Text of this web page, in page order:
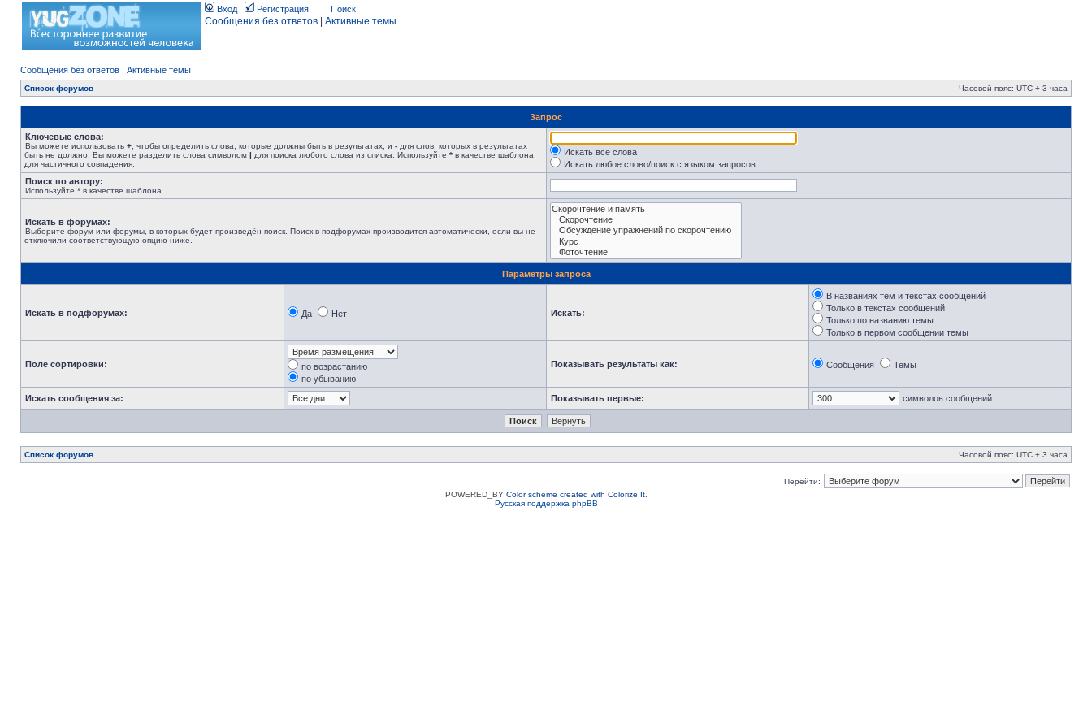
Вход Регистрация Поиск
Сообщения без ответов Активные темы
Сообщения без ответов | Активные темы
Список форумов Часовой пояс: UTC + 3 часа
Запрос
Ключевые слова:
Вы можете использовать + , чтобы определить слова, которые должны быть в результатах, и - для слов, которых в результатах
быть не должно. Вы можете разделить слова символом | для поиска любого слова из списка. Используйте * в качестве шаблона
для частичного совпадения.
Искать все слова
Искать любое слово/поиск с языком запросов
Поиск по автору:
Используйте * в качестве шаблона.
Искать в форумах:
Выберите форум или форумы, в которых будет произведён поиск. Поиск в подфорумах производится автоматически, если вы не
отключили соответствующую опцию ниже.
Параметры запроса
Искать в подфорумах: Да Нет Искать:
В названиях тем и текстах сообщений
Только в текстах сообщений
Только по названию темы
Только в первом сообщении темы
Поле сортировки:
по возрастанию
по убыванию
Показывать результаты как: Сообщения Темы
Искать сообщения за: Показывать первые: символов сообщений
Список форумов Часовой пояс: UTC + 3 часа
Перейти:
POWERED_BY Color scheme created with Colorize It.
Русская поддержка phpBB